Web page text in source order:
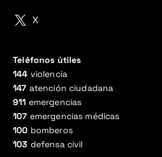
X
Teléfonos útiles
144 violencia
147 atención ciudadana
911 emergencias
107 emergencias médicas
100 bomberos
103 defensa civil